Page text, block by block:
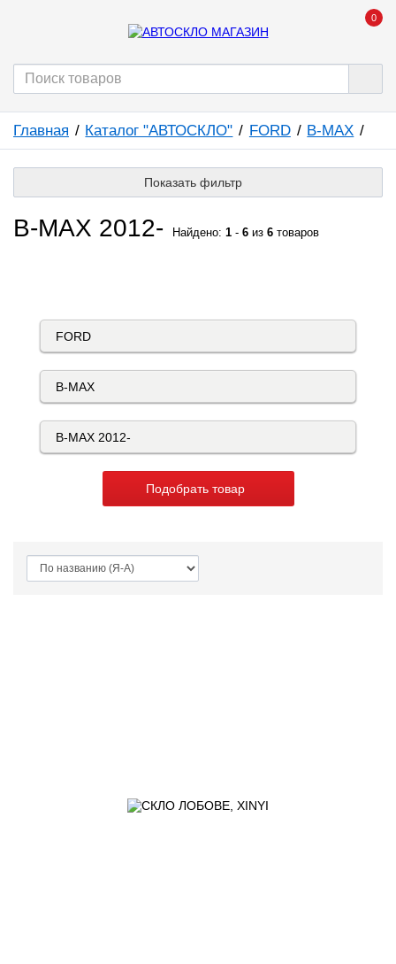
0
Главная Каталог "АВТОСКЛО" FORD B-MAX
Показать фильтр
B-MAX 2012- Найдено: 1 - 6 из 6 товаров
Подобрать товар